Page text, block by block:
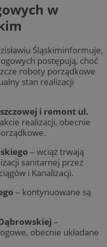
w
Śląskiminformuje,
postępują, choć
roboty porządkowe
stan realizacji
i remont ul.
realizacji, obecnie
– wciąż trwają
sanitarnej przez
i Kanalizacji.
– kontynuowane są
–
obecnie układane